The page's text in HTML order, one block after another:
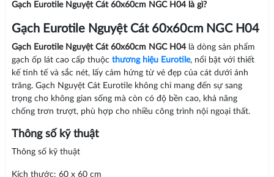
Gạch Eurotile Nguyệt Cát 60x60cm NGC H04 là gì?
Gạch Eurotile Nguyệt Cát 60x60cm NGC H04
Gạch Eurotile Nguyệt Cát 60x60cm NGC H04 là dòng sản phẩm
gạch ốp lát cao cấp thuộc thương hiệu Eurotile, nổi bật với thiết
kế tinh tế và sắc nét, lấy cảm hứng từ vẻ đẹp của cát dưới ánh
trăng. Gạch Nguyệt Cát Eurotile không chỉ mang đến sự sang
trọng cho không gian sống mà còn có độ bền cao, khả năng
chống trơn trượt, phù hợp cho nhiều công trình nội ngoại thất.
Thông số kỹ thuật
Thông số kỹ thuật
Kích thước: 60 x 60 cm